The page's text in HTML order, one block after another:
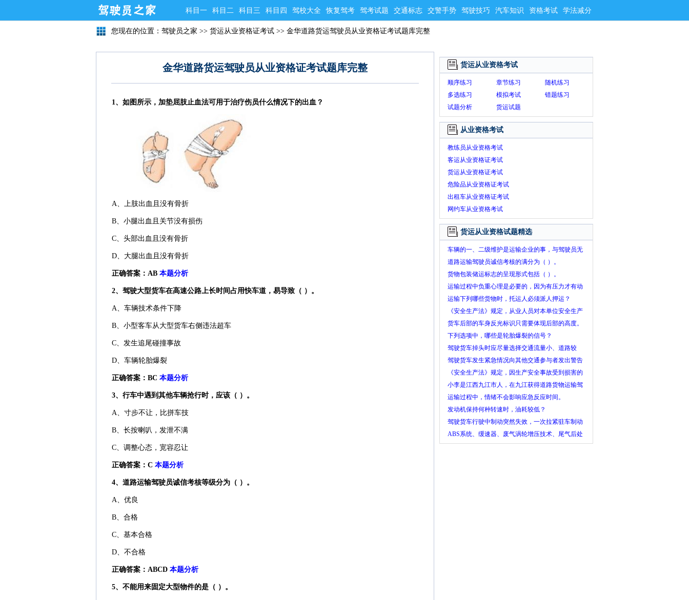
科目一 科目二 科目三 科目四 驾校大全 恢复驾考 驾考试题 交通标志 交警手势 驾驶技巧 汽车知识 资格考试 学法减分
您现在的位置： 驾驶员之家 >> 货运从业资格证考试 >> 金华道路货运驾驶员从业资格证考试题库完整
金华道路货运驾驶员从业资格证考试题库完整
1、如图所示，加垫屈肢止血法可用于治疗伤员什么情况下的出血？
A、上肢出血且没有骨折
B、小腿出血且关节没有损伤
C、头部出血且没有骨折
D、大腿出血且没有骨折
正确答案：AB 本题分析
2、驾驶大型货车在高速公路上长时间占用快车道，易导致（ ）。
A、车辆技术条件下降
B、小型客车从大型货车右侧违法超车
C、发生追尾碰撞事故
D、车辆轮胎爆裂
正确答案：BC 本题分析
3、行车中遇到其他车辆抢行时，应该（ ）。
A、寸步不让，比拼车技
B、长按喇叭，发泄不满
C、调整心态，宽容忍让
正确答案：C 本题分析
4、道路运输驾驶员诚信考核等级分为（ ）。
A、优良
B、合格
C、基本合格
D、不合格
正确答案：ABCD 本题分析
5、不能用来固定大型物件的是（ ）。
货运从业资格考试
顺序练习 章节练习
随机练习
多选练习
模拟考试
错题练习
试题分析
货运试题
从业资格考试
教练员从业资格考试
客运从业资格证考试
货运从业资格证考试
危险品从业资格证考试
出租车从业资格证考试
网约车从业资格考试
货运从业资格试题精选
车辆的一、二级维护是运输企业的事，与驾驶员无
关，这种想法符合岗位职责要求。
道路运输驾驶员诚信考核的满分为（ ）。
货物包装储运标志的呈现形式包括（ ）。
运输过程中负重心理是必要的，因为有压力才有动
力
运输下列哪些货物时，托运人必须派人押运？
《安全生产法》规定，从业人员对本单位安全生产
工作提出检举时，生产经营单位不可以因此解雇该
从业人员。
货车后部的车身反光标识只需要体现后部的高度。
下列选项中，哪些是轮胎爆裂的信号？
驾驶货车掉头时应尽量选择交通流量小、道路较
宽、能一次完成掉头的路段进行。
驾驶货车发生紧急情况向其他交通参与者发出警告
信号时，可采取的措施有（ ）。
《安全生产法》规定，因生产安全事故受到损害的
从业人员可依法享有工伤社会保险。
小李是江西九江市人，在九江获得道路货物运输驾
驶员从业资格证，现在南昌市暂住，从业资格证即
将到期，他应该到哪里的道路运输管理机构办理换
证手续？
运输过程中，情绪不会影响应急反应时间。
发动机保持何种转速时，油耗较低？
驾驶货车行驶中制动突然失效，一次拉紧驻车制动
器容易将驻车制动盘“抱死”，损坏传动机件，丧失制
ABS系统、缓速器、废气涡轮增压技术、尾气后处